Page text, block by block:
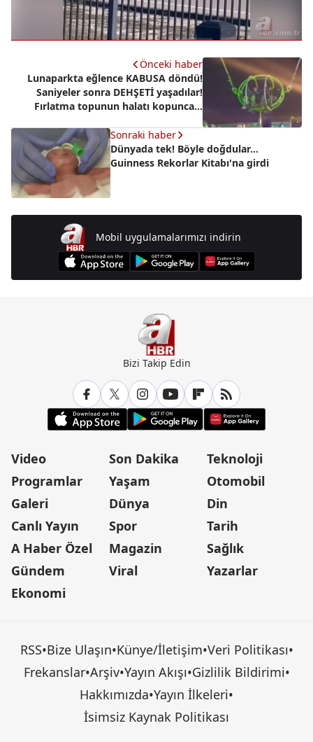
Önceki haber
Lunaparkta eğlence KABUSA döndü!
Saniyeler sonra DEHŞETİ yaşadılar!
Fırlatma topunun halatı kopunca...
Sonraki haber
Dünyada tek! Böyle doğdular...
Guinness Rekorlar Kitabı'na girdi
Mobil uygulamalarımızı indirin
Bizi Takip Edin
Video
Programlar
Galeri
Canlı Yayın
A Haber Özel
Gündem
Ekonomi
Son Dakika
Yaşam
Dünya
Spor
Magazin
Viral
Teknoloji
Otomobil
Din
Tarih
Sağlık
Yazarlar
RSS•Bize Ulaşın•Künye/İletişim•Veri Politikası•
Frekanslar•Arşiv•Yayın Akışı•Gizlilik Bildirimi•
Hakkımızda•Yayın İlkeleri•
İsimsiz Kaynak Politikası